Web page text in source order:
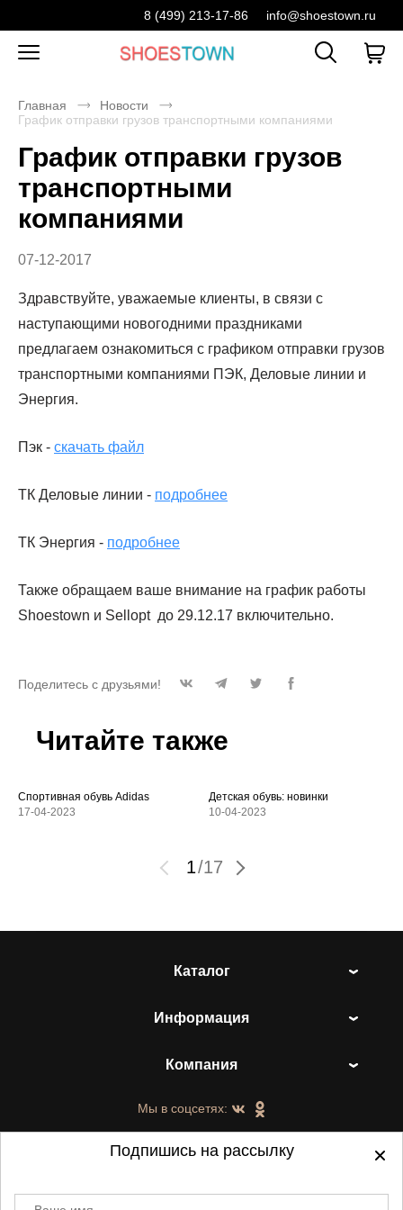
8 (499) 213-17-86 info@shoestown.ru
Главная
Новости
График отправки грузов транспортными компаниями
График отправки грузов
транспортными
компаниями
07-12-2017
Здравствуйте, уважаемые клиенты, в связи с
наступающими новогодними праздниками
предлагаем ознакомиться с графиком отправки грузов
транспортными компаниями ПЭК, Деловые линии и
Энергия.
Пэк - скачать файл
ТК Деловые линии - подробнее
ТК Энергия - подробнее
Также обращаем ваше внимание на график работы
Shoestown и Sellopt до 29.12.17 включительно.
Поделитесь с друзьями!
Читайте также
Спортивная обувь Adidas
17-04-2023
Детская обувь: новинки
10-04-2023
1/17
Каталог
Информация
Компания
Мы в соцсетях:
Подпишись на рассылку